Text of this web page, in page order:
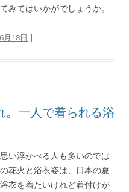
みてはいかがでしょうか。
月18日 |
。一人で着られる浴
い浮かべる人も多いのでは
花火と浴衣姿は、日本の夏
衣を着たいけれど着付けが